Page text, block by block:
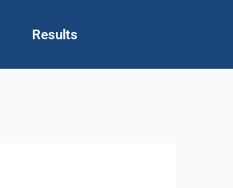
Results